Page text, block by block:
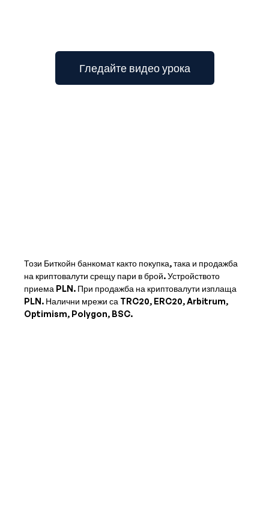
Гледайте видео урока
Този Биткойн банкомат както покупка, така и продажба
на криптовалути срещу пари в брой. Устройството
приема PLN. При продажба на криптовалути изплаща
PLN. Налични мрежи са TRC20, ERC20, Arbitrum,
Optimism, Polygon, BSC.